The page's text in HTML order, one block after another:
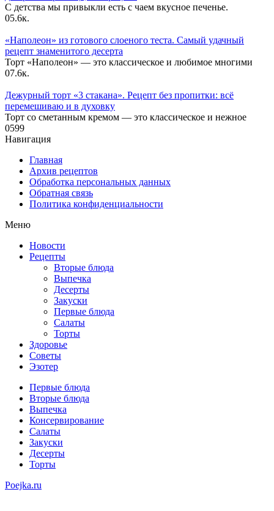
С детства мы привыкли есть с чаем вкусное печенье.
05.6к.
«Наполеон» из готового слоеного теста. Самый удачный
рецепт знаменитого десерта
Торт «Наполеон» — это классическое и любимое многими
07.6к.
Дежурный торт «3 стакана». Рецепт без пропитки: всё
перемешиваю и в духовку
Торт со сметанным кремом — это классическое и нежное
0599
Навигация
Главная
Архив рецептов
Обработка персональных данных
Обратная связь
Политика конфиденциальности
Меню
Новости
Рецепты
Вторые блюда
Выпечка
Десерты
Закуски
Первые блюда
Салаты
Торты
Здоровье
Советы
Эзотер
Первые блюда
Вторые блюда
Выпечка
Консервирование
Салаты
Закуски
Десерты
Торты
Poejka.ru